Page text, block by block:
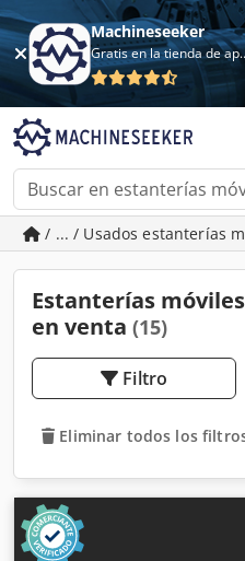
Machineseeker
Gratis en
/ ... / Usados estanterías
Estanterías
en venta (15)
Filtro
Eliminar todos los